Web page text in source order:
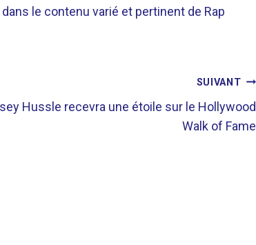
le contenu varié et pertinent de Rap
SUIVANT
Hussle recevra une étoile sur le Hollywood
Walk of Fame